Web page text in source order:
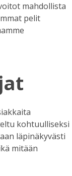
mahdollista
pelit
kohtuulliseksi
läpinäkyvästi
mitään